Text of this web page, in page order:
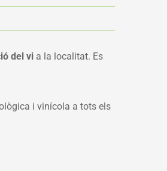
del vi a la localitat. Es
i vinícola a tots els